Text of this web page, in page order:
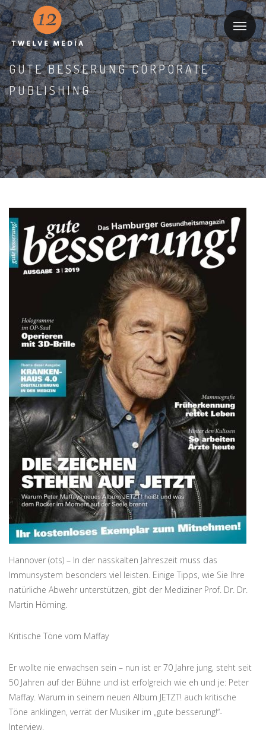
GUTE BESSERUNG CORPORATE
PUBLISHING
Hannover (ots) – In der nasskalten Jahreszeit muss das
Immunsystem besonders viel leisten. Einige Tipps, wie Sie Ihre
natürliche Abwehr unterstützen, gibt der Mediziner Prof. Dr. Dr.
Martin Hörning.
Kritische Töne vom Maffay
Er wollte nie erwachsen sein – nun ist er 70 Jahre jung, steht seit
50 Jahren auf der Bühne und ist erfolgreich wie eh und je: Peter
Maffay. Warum in seinem neuen Album JETZT! auch kritische
Töne anklingen, verrät der Musiker im „gute besserung!“-
Interview.